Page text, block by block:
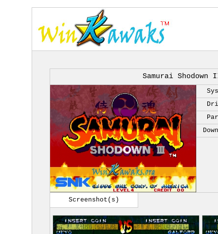
Samurai
Screenshot(s)